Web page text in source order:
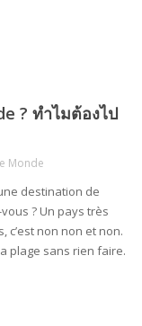
? ทำไมต้องไป
Monde
destination de
? Un pays très
c’est non non et non.
plage sans rien faire.